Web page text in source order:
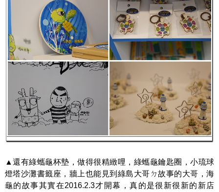
▲還有綠蠵龜杯墊，做得很精緻哩，綠蠵龜鑰匙圈，小琉球
燈塔沙灘書籤座，牆上也能見到綠島大哥ㄉ故事的大哥，海
龜的故事其實在2016.2.3才開幕，真的是很新很新的新店